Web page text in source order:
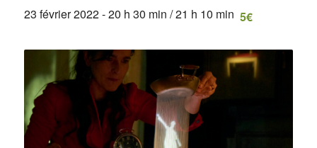
23 février 2022 - 20 h 30 min /21 h 10 min 5€